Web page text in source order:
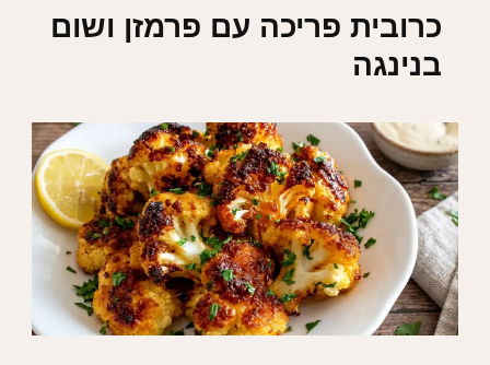
כרובית פריכה עם פרמזן ושום
בנינגה